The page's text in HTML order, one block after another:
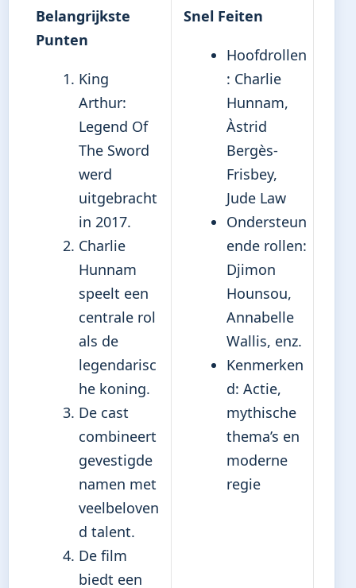
Belangrijkste
Punten
King
Arthur:
Legend Of
The Sword
werd
uitgebracht
in 2017.
Charlie
Hunnam
speelt een
centrale rol
als de
legendarisc
he koning.
De cast
combineert
gevestigde
namen met
veelbeloven
d talent.
De film
biedt een
Snel Feiten
Hoofdrollen
: Charlie
Hunnam,
Àstrid
Bergès-
Frisbey,
Jude Law
Ondersteun
ende rollen:
Djimon
Hounsou,
Annabelle
Wallis, enz.
Kenmerken
d: Actie,
mythische
thema’s en
moderne
regie